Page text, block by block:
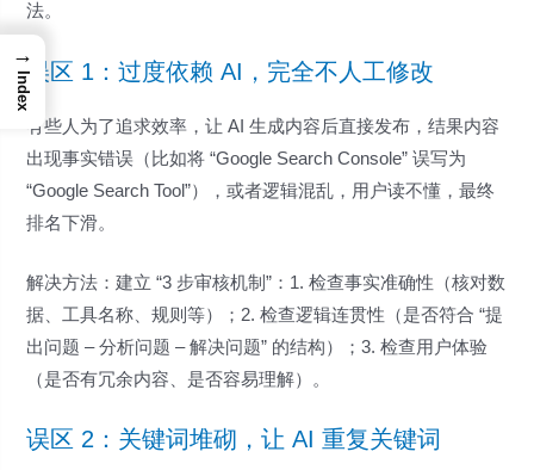
法。
误区 1：过度依赖 AI，完全不人工修改
有些人为了追求效率，让 AI 生成内容后直接发布，结果内容
出现事实错误（比如将 “Google Search Console” 误写为
“Google Search Tool”），或者逻辑混乱，用户读不懂，最终
排名下滑。
解决方法：建立 “3 步审核机制”：1. 检查事实准确性（核对数
据、工具名称、规则等）；2. 检查逻辑连贯性（是否符合 “提
出问题 – 分析问题 – 解决问题” 的结构）；3. 检查用户体验
（是否有冗余内容、是否容易理解）。
误区 2：关键词堆砌，让 AI 重复关键词
→
Index